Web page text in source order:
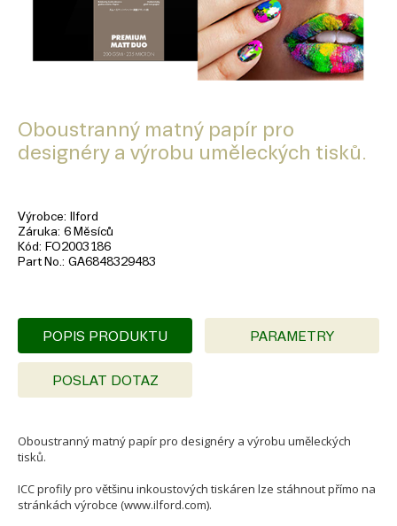
Oboustranný matný papír pro
designéry a výrobu uměleckých tisků.
Výrobce
Ilford
Záruka 6 Měsíců
Kód
FO2003186
Part No. GA6848329483
POPIS PRODUKTU PARAMETRY
POSLAT DOTAZ
Oboustranný matný papír pro designéry a výrobu uměleckých
tisků.
ICC profily pro většinu inkoustových tiskáren lze stáhnout přímo na
stránkách výrobce (www.ilford.com).